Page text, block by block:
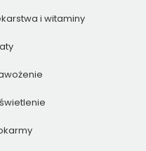
i witaminy